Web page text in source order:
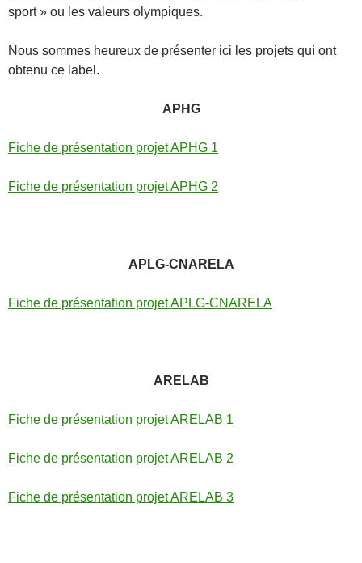
sport » ou les valeurs olympiques.
Nous sommes heureux de présenter ici les projets qui ont
obtenu ce label.
APHG
Fiche de présentation projet APHG 1
Fiche de présentation projet APHG 2
APLG-CNARELA
Fiche de présentation projet APLG-CNARELA
ARELAB
Fiche de présentation projet ARELAB 1
Fiche de présentation projet ARELAB 2
Fiche de présentation projet ARELAB 3